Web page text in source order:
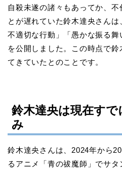
自殺未遂の諸々もあってか、
とが遅れていた鈴木達央さん
不適切な行動」「愚かな振る
を公開しました。この時点で
てきていたとのことです。
鈴木達央は現在すで
み
鈴木達央さんは、2024年から
るアニメ「青の祓魔師」でサ